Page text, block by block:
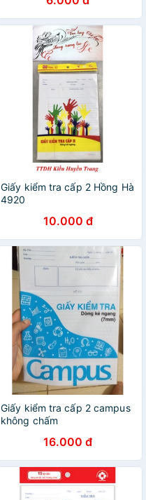
Giấy kiểm tra cấp 2 Hồng Hà
4920
10.000 đ
Giấy kiểm tra cấp 2 campus
không chấm
16.000 đ